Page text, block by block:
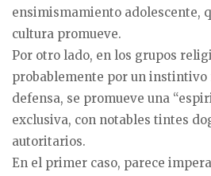
ensimismamiento adolescente,
cultura promueve.
Por otro lado, en los grupos
probablemente por un instintivo
defensa, se promueve una
exclusiva, con notables tintes
autoritarios.
En el primer caso, parece